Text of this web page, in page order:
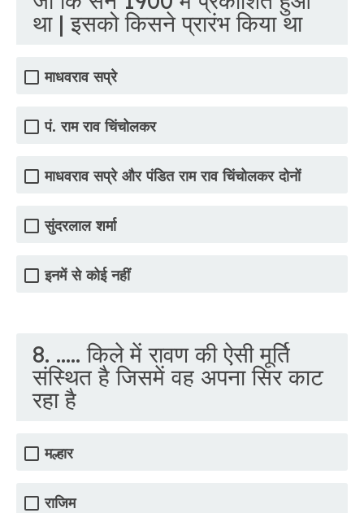
था | इसको किसने प्रारंभ किया था
माधवराव सप्रे
पं. राम राव चिंचोलकर
माधवराव सप्रे और पंडित राम राव चिंचोलकर दोनों
सुंदरलाल शर्मा
इनमें से कोई नहीं
8. ..... किले में रावण की ऐसी मूर्ति
संस्थित है जिसमें वह अपना सिर काट
रहा है
मल्हार
राजिम